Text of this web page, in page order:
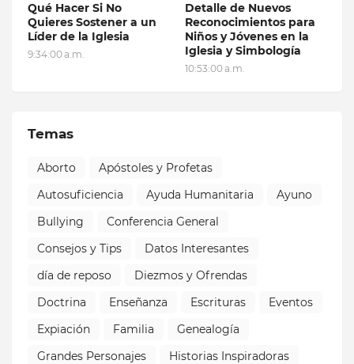
Qué Hacer Si No
Quieres Sostener a un
Líder de la Iglesia
9:34:00 a.m.
Detalle de Nuevos
Reconocimientos para
Niños y Jóvenes en la
Iglesia y Simbología
10:53:00 a.m.
Temas
Aborto
Apóstoles y Profetas
Autosuficiencia
Ayuda Humanitaria
Ayuno
Bullying
Conferencia General
Consejos y Tips
Datos Interesantes
día de reposo
Diezmos y Ofrendas
Doctrina
Enseñanza Escrituras
Eventos
Expiación
Familia
Genealogía
Grandes Personajes
Historias Inspiradoras